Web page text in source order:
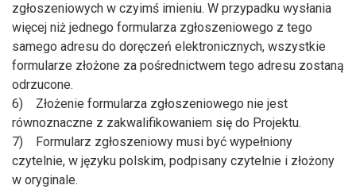
zgłoszeniowych w czyimś imieniu. W przypadku wysłania
więcej niż jednego formularza zgłoszeniowego z tego
samego adresu do doręczeń elektronicznych, wszystkie
formularze złożone za pośrednictwem tego adresu zostaną
odrzucone.
6) Złożenie formularza zgłoszeniowego nie jest
równoznaczne z zakwalifikowaniem się do Projektu.
7) Formularz zgłoszeniowy musi być wypełniony
czytelnie, w języku polskim, podpisany czytelnie i złożony
w oryginale.